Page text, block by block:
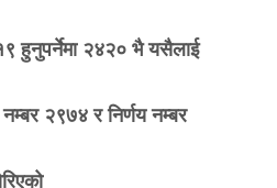
हुनुपर्नेमा २४२० भै यसैलाई
२९७४ र निर्णय नम्बर